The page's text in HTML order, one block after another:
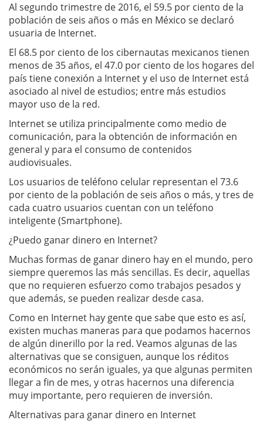
Al segundo trimestre de 2016, el 59.5 por ciento de la
población de seis años o más en México se declaró
usuaria de Internet.
El 68.5 por ciento de los cibernautas mexicanos tienen
menos de 35 años, el 47.0 por ciento de los hogares del
país tiene conexión a Internet y el uso de Internet está
asociado al nivel de estudios; entre más estudios
mayor uso de la red.
Internet se utiliza principalmente como medio de
comunicación, para la obtención de información en
general y para el consumo de contenidos
audiovisuales.
Los usuarios de teléfono celular representan el 73.6
por ciento de la población de seis años o más, y tres de
cada cuatro usuarios cuentan con un teléfono
inteligente (Smartphone).
¿Puedo ganar dinero en Internet?
Muchas formas de ganar dinero hay en el mundo, pero
siempre queremos las más sencillas. Es decir, aquellas
que no requieren esfuerzo como trabajos pesados y
que además, se pueden realizar desde casa.
Como en Internet hay gente que sabe que esto es así,
existen muchas maneras para que podamos hacernos
de algún dinerillo por la red. Veamos algunas de las
alternativas que se consiguen, aunque los réditos
económicos no serán iguales, ya que algunas permiten
llegar a fin de mes, y otras hacernos una diferencia
muy importante, pero requieren de inversión.
Alternativas para ganar dinero en Internet